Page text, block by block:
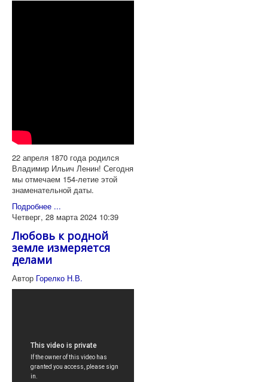
22 апреля 1870 года родился
Владимир Ильич Ленин! Сегодня
мы отмечаем 154-летие этой
знаменательной даты.
Подробнее ...
Четверг, 28 марта 2024 10:39
Любовь к родной
земле измеряется
делами
Автор Горелко Н.В.